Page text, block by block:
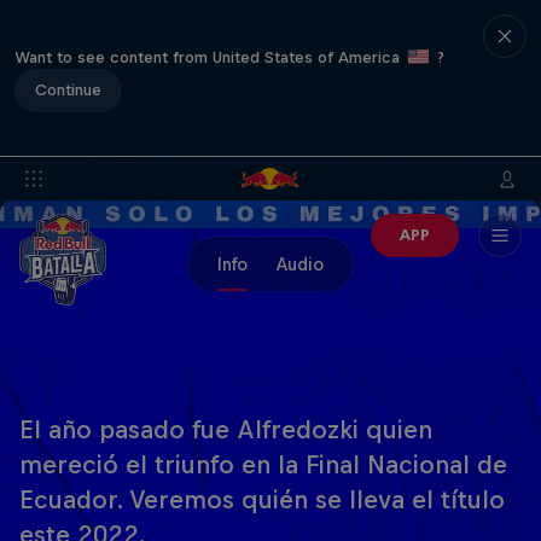
Want to see content from United States of America
?
Continue
APP
Info Audio
El año pasado fue Alfredozki quien
mereció el triunfo en la Final Nacional de
Ecuador. Veremos quién se lleva el título
este 2022.